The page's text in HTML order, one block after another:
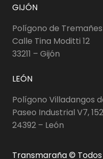
GIJÓN
Polígono de Tremañes
Calle Tina Moditti 12
33211 – Gijón
LEÓN
Polígono Villadangos
Paseo Industrial V7, 152
24392 – León
Transmaraña ©